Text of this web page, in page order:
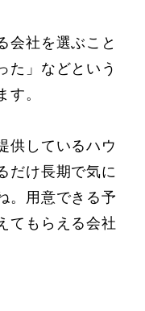
会社を選ぶこと
た」などという
す。
供しているハウ
だけ長期で気に
。用意できる予
てもらえる会社